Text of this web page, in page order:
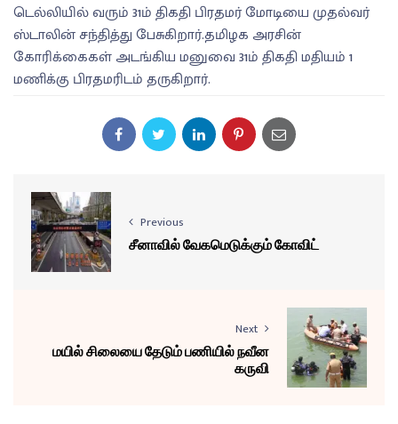
டெல்லியில் வரும் 31ம் திகதி பிரதமர் மோடியை முதல்வர்
ஸ்டாலின் சந்தித்து பேசுகிறார்.தமிழக அரசின்
கோரிக்கைகள் அடங்கிய மனுவை 31ம் திகதி மதியம் 1
மணிக்கு பிரதமரிடம் தருகிறார்.
Previous
சீனாவில் வேகமெடுக்கும் கோவிட்
Next
மயில் சிலையை தேடும் பணியில் நவீன
கருவி